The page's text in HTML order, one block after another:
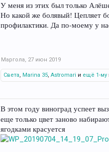
У меня из этих был только
Но какой же болявый! Цепляет
профилактики. Да по-моему у
Маргола, 27 июн 2019
Света, Marina 35, Astromari и ещё 1-му
В этом году виноград успеет
еще только цвет заново
ягодками красуется